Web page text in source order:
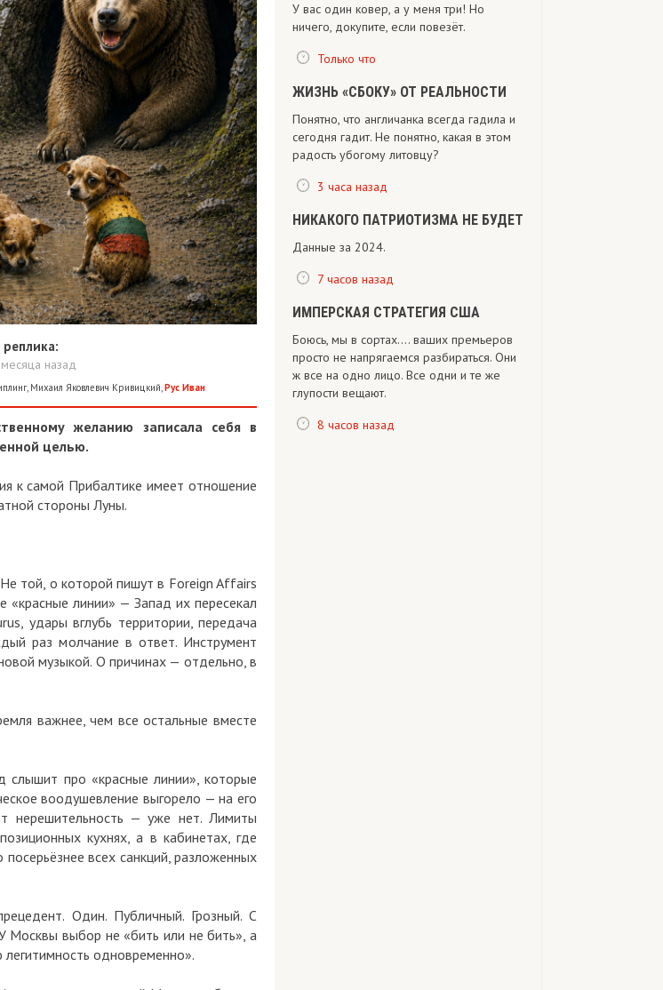
назад
, Михаил Яковлевич Кривицкий Рус Иван
желанию записала себя в
целью.
к самой Прибалтике имеет отношение
стороны Луны.
той, о которой пишут в Foreign Affairs
линии» — Запад их пересекал
удары вглубь территории, передача
раз молчание в ответ. Инструмент
музыкой. О причинах — отдельно, в
важнее, чем все остальные вместе
про «красные линии», которые
воодушевление выгорело — на его
нерешительность — уже нет. Лимиты
кухнях, а в кабинетах, где
всех санкций, разложенных
Один. Публичный. Грозный. С
Москвы выбор не «бить или не бить», а
одновременно».
У вас один ковер, а у меня три! Но
ничего, докупите, если повезёт.
Только что
ЖИЗНЬ «СБОКУ» ОТ РЕАЛЬНОСТИ
Понятно, что англичанка всегда гадила и
сегодня гадит. Не понятно, какая в этом
радость убогому литовцу?
3 часа назад
НИКАКОГО ПАТРИОТИЗМА НЕ БУДЕТ
Данные за 2024.
7 часов назад
ИМПЕРСКАЯ СТРАТЕГИЯ США
Боюсь, мы в сортах.... ваших премьеров
просто не напрягаемся разбираться. Они
ж все на одно лицо. Все одни и те же
глупости вещают.
8 часов назад